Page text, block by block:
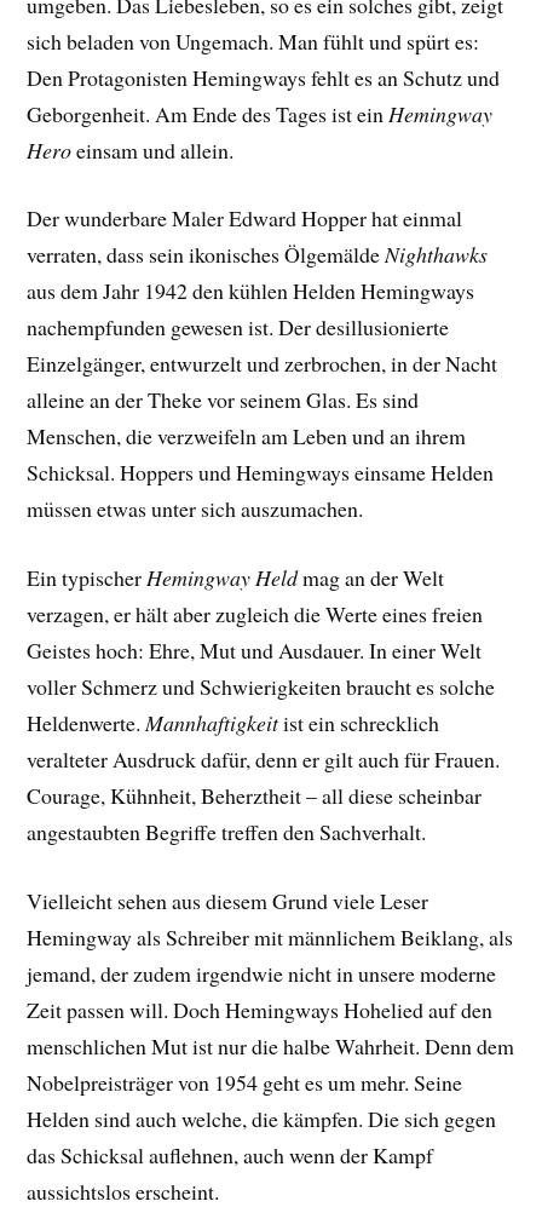
sich beladen von Ungemach. Man fühlt und spürt es:
Den Protagonisten Hemingways fehlt es an Schutz und
Geborgenheit. Am Ende des Tages ist ein Hemingway
Heroeinsam und allein.
Der wunderbare Maler Edward Hopper hat einmal
verraten, dass sein ikonisches ÖlgemäldeNighthawks
aus dem Jahr 1942 den kühlen Helden Hemingways
nachempfunden gewesen ist. Der desillusionierte
Einzelgänger, entwurzelt und zerbrochen, in der Nacht
alleine an der Theke vor seinem Glas. Es sind
Menschen, die verzweifeln am Leben und an ihrem
Schicksal. Hoppers und Hemingways einsame Helden
müssen etwas unter sich auszumachen.
Ein typischerHemingway Heldmag an der Welt
verzagen, er hält aber zugleich die Werte eines freien
Geistes hoch: Ehre, Mut und Ausdauer. In einer Welt
voller Schmerz und Schwierigkeiten braucht es solche
Heldenwerte.Mannhaftigkeitist ein schrecklich
veralteter Ausdruck dafür, denn er gilt auch für Frauen.
Courage, Kühnheit, Beherztheit – all diese scheinbar
angestaubten Begriffe treffen den Sachverhalt.
Vielleicht sehen aus diesem Grund viele Leser
Hemingway als Schreiber mit männlichem Beiklang, als
jemand, der zudem irgendwie nicht in unsere moderne
Zeit passen will. Doch Hemingways Hohelied auf den
menschlichen Mut ist nur die halbe Wahrheit. Denn dem
Nobelpreisträger von 1954 geht es um mehr. Seine
Helden sind auch welche, die kämpfen. Die sich gegen
das Schicksal auflehnen, auch wenn der Kampf
aussichtslos erscheint.